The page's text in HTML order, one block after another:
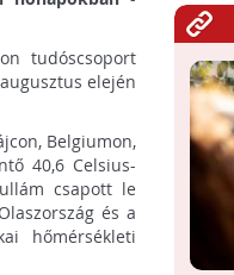
tudóscsoport
elején
Belgiumon,
40,6 Celsius-
csapott le
és a
hőmérsékleti